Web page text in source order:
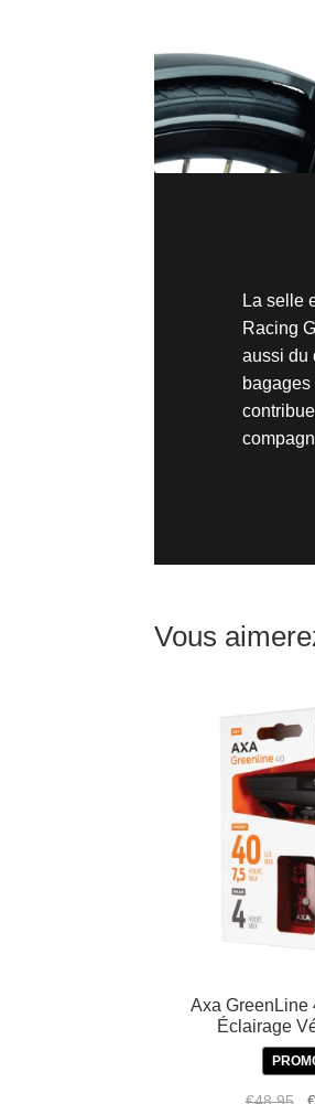
La selle
Racing
aussi du
Vous
Axa GreenLine
Éclairage
Le